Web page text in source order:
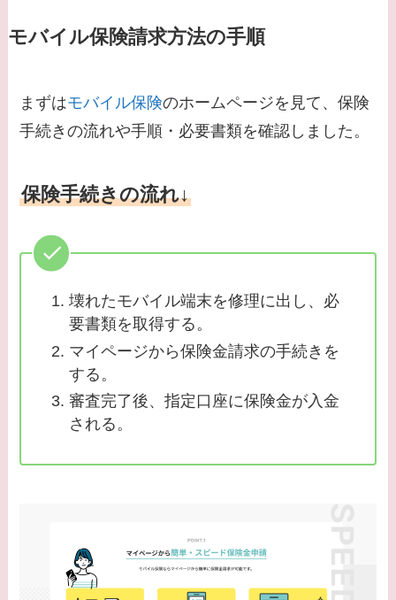
モバイル保険請求方法の手順
まずはモバイル保険のホームページを見て、保険
手続きの流れや手順・必要書類を確認しました。
保険手続きの流れ↓
壊れたモバイル端末を修理に出し、必
要書類を取得する。
マイページから保険金請求の手続きを
する。
審査完了後、指定口座に保険金が入金
される。